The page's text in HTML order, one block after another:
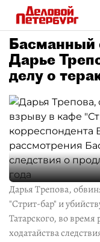
Басманный
Дарье
делу о
Дарья Трепова,
"Стрит-бар" и
Татарского, во
ходатайства